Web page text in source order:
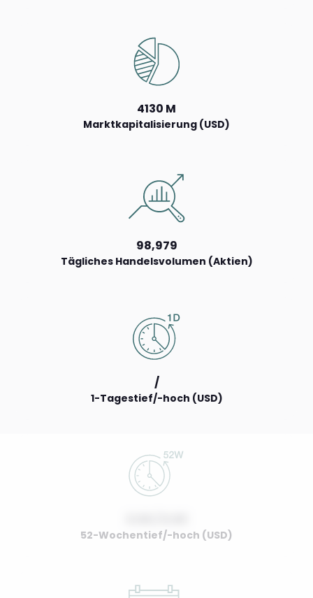
4130 M
Marktkapitalisierung (USD)
98,979
Tägliches Handelsvolumen (Aktien)
/
1-Tagestief/-hoch (USD)
52-Wochentief/-hoch (USD)